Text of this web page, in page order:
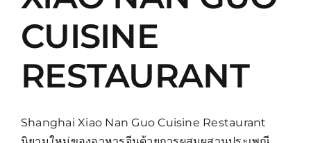
CUISINE
RESTAURANT
Shanghai Xiao Nan Guo Cuisine Restaurant